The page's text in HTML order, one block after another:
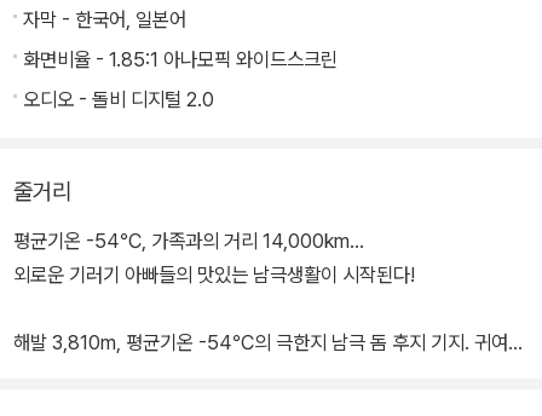
자막 - 한국어, 일본어
화면비율 - 1.85:1 아나모픽 와이드스크린
오디오 - 돌비 디지털 2.0
줄거리
평균기온 -54℃, 가족과의 거리 14,000km…
외로운 기러기 아빠들의 맛있는 남극생활이 시작된다!
해발 3,810m, 평균기온 -54℃의 극한지 남극 돔 후지 기지. 귀여운